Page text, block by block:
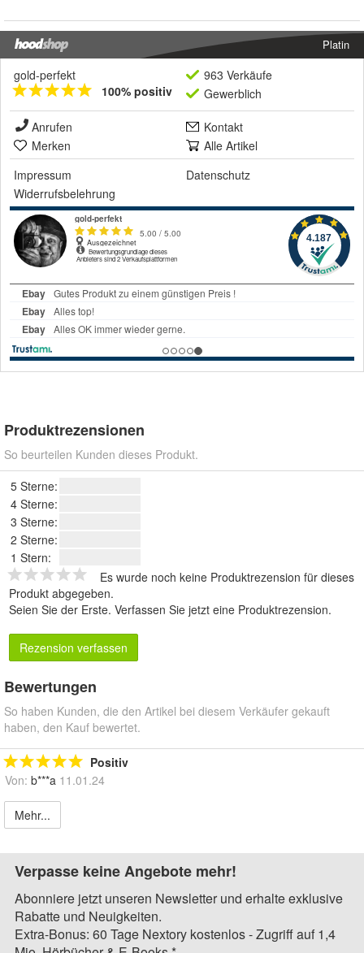
Platin
gold-perfekt
100% positiv
963 Verkäufe
Gewerblich
Anrufen
Kontakt
Merken
Alle Artikel
Impressum
Datenschutz
Widerrufsbelehrung
Produktrezensionen
So beurteilen Kunden dieses Produkt.
5 Sterne:
4 Sterne:
3 Sterne:
2 Sterne:
1 Stern:
Es wurde noch keine Produktrezension für dieses
Produkt abgegeben.
Seien Sie der Erste. Verfassen Sie jetzt eine Produktrezension.
Rezension verfassen
Bewertungen
So haben Kunden, die den Artikel bei diesem Verkäufer gekauft
haben, den Kauf bewertet.
Positiv
Von: b***a 11.01.24
Mehr...
Verpasse keine Angebote mehr!
Abonniere jetzt unseren Newsletter und erhalte exklusive
Rabatte und Neuigkeiten.
Extra-Bonus: 60 Tage Nextory kostenlos - Zugriff auf 1,4